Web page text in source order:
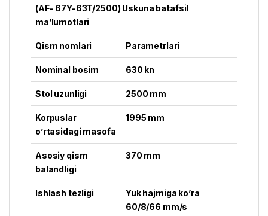
(AF- 67Y-63T/2500) Uskuna batafsil
ma’lumotlari
Qism nomlari Parametrlari
Nominal bosim 630 kn
Stol uzunligi 2500 mm
Korpuslar
o’rtasidagi masofa
1995 mm
Asosiy qism
balandligi
370 mm
Ishlash tezligi
Yuk hajmiga ko’ra
60/8/66 mm/s